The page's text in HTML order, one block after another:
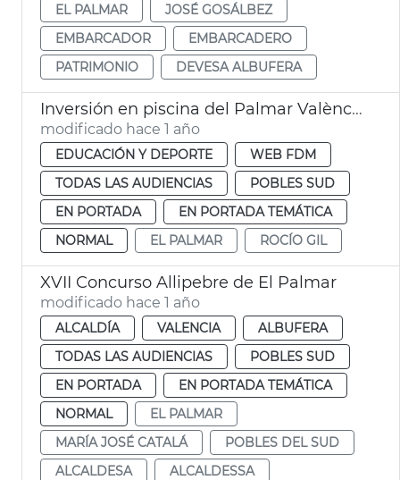
EL PALMAR
JOSÉ GOSÁLBEZ
EMBARCADOR
EMBARCADERO
PATRIMONIO
DEVESA ALBUFERA
Inversión en piscina del Palmar València
modificado hace 1 año
EDUCACIÓN Y DEPORTE
WEB FDM
TODAS LAS AUDIENCIAS
POBLES SUD
EN PORTADA
EN PORTADA TEMÁTICA
NORMAL
EL PALMAR ROCÍO GIL
XVII Concurso Allipebre de El Palmar
modificado hace 1 año
ALCALDÍA VALENCIA
ALBUFERA
TODAS LAS AUDIENCIAS
POBLES SUD
EN PORTADA
EN PORTADA TEMÁTICA
NORMAL
EL PALMAR
MARÍA JOSÉ CATALÁ
POBLES DEL SUD
ALCALDESA
ALCALDESSA